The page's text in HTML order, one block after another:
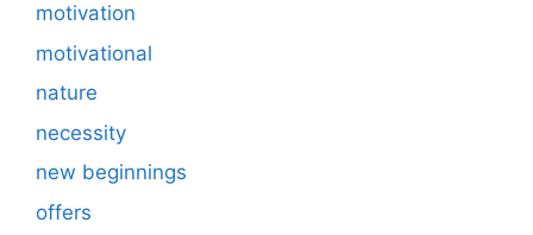
motivation
motivational
nature
necessity
new beginnings
offers